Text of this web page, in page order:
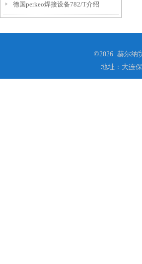
德国perkeo焊接设备782/T介绍
©2026 赫尔纳
地址：大连